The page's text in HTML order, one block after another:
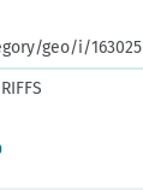
geo/i/163025